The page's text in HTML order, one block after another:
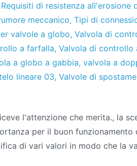
Requisiti di resistenza all'erosione
meccanico, Tipi di
valvole a globo, Valvola di
a farfalla, Valvola di controllo
a globo a gabbia, valvola a
lineare 03, Valvole di
l'attenzione che merita., la
per il buon
di vari valori in modo che la